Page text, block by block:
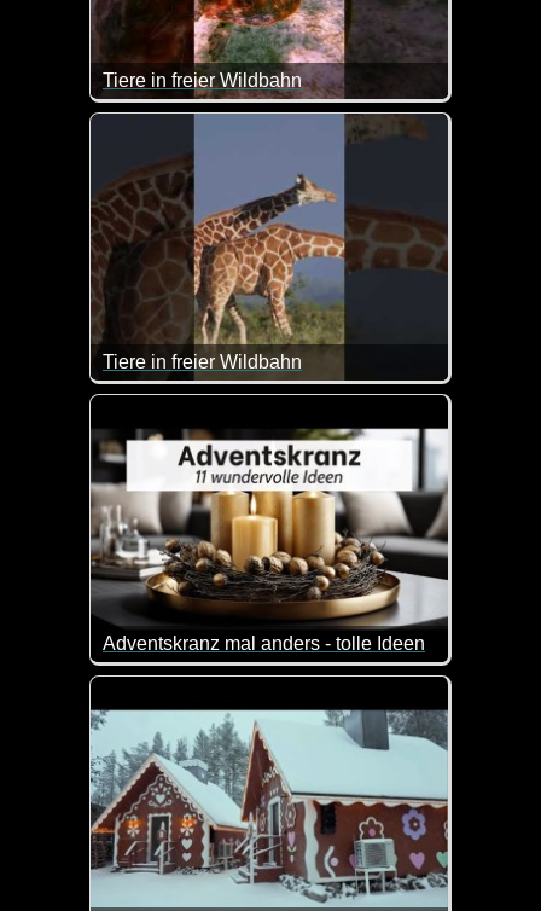
Tiere in freier Wildbahn
Super Bilder von Tieren in freier Wildbahn.
Tiere in freier Wildbahn
Super Bilder von Tieren in freier Wildbahn.
Adventskranz mal anders - tolle Ideen
Wenn du auch Lust hast, mal eine neue Art von